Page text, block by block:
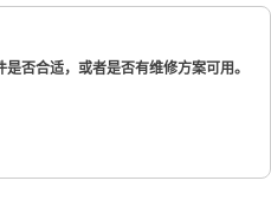
否合适，或者是否有维修方案可用。